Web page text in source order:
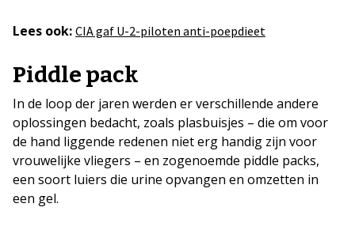
Lees ook: CIA gaf U-2-piloten anti-poepdieet
Piddle pack
In de loop der jaren werden er verschillende andere
oplossingen bedacht, zoals plasbuisjes – die om voor
de hand liggende redenen niet erg handig zijn voor
vrouwelijke vliegers – en zogenoemde piddle packs,
een soort luiers die urine opvangen en omzetten in
een gel.